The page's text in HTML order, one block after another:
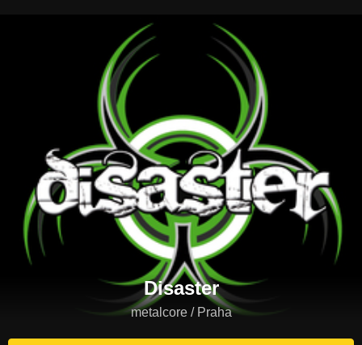
Disaster
metalcore / Praha